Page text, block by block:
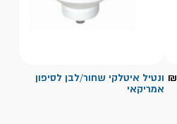
₪ ונטיל איטלקי שחור/לבן לסיפון
אמריקאי